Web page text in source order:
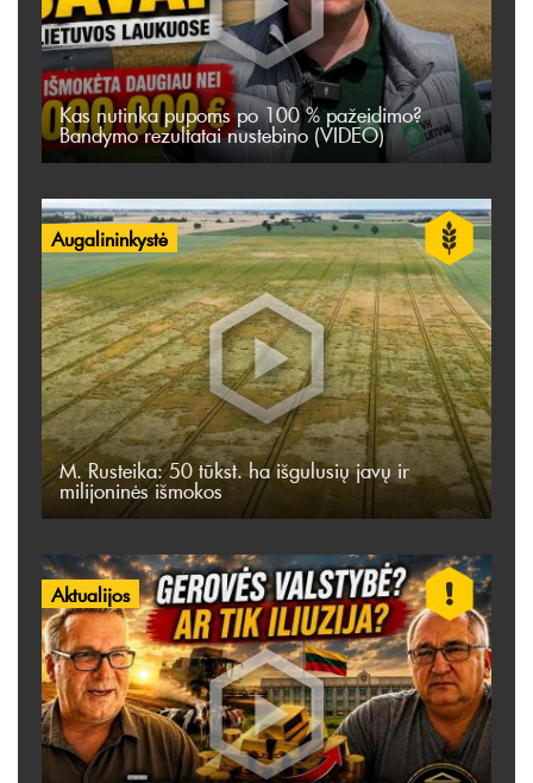
Kas nutinka pupoms po 100 % pažeidimo?
Bandymo rezultatai nustebino (VIDEO)
Augalininkystė
M. Rusteika: 50 tūkst. ha išgulusių javų ir
milijoninės išmokos
Aktualijos